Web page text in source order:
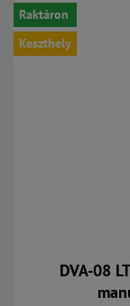
Raktáron
Keszthely
DVA-08